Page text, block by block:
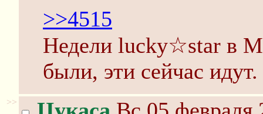
>>4515
Недели lucky☆star в
были, эти сейчас идут.
>>